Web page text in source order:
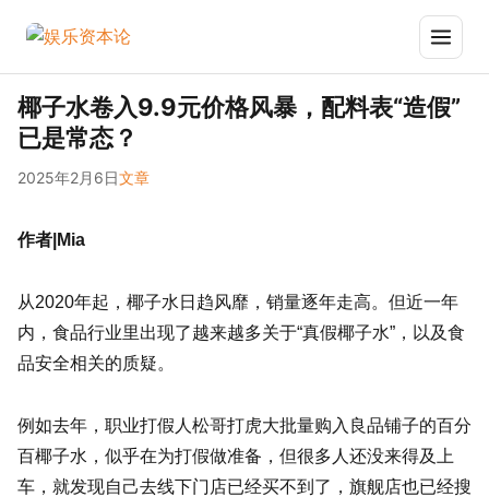
椰子水卷入9.9元价格风暴，配料表“造假”
已是常态？
2025年2月6日文章
作者|Mia
从2020年起，椰子水日趋风靡，销量逐年走高。但近一年
内，食品行业里出现了越来越多关于“真假椰子水”，以及食
品安全相关的质疑。
例如去年，职业打假人松哥打虎大批量购入良品铺子的百分
百椰子水，似乎在为打假做准备，但很多人还没来得及上
车，就发现自己去线下门店已经买不到了，旗舰店也已经搜